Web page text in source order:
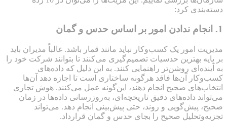
دسته‌بندی کرد:
1. انجام ندادن امور بر اساس حدس و گمان
مدیریت امور یک کسب‌وکار نباید مانند قمار باشد. غالباً مدیران باید
بر پایه بهترین حدسیات تصمیم‌گیری می‌کنند تا بتوانند شرکت خود را
به آینده‌ای روشن‌تر راهنمایی کنند. به این دلیل که داده‌های
کسب‌وکار آن‌ها فاقد هرگونه ساختاری است تا اجازه دهد آن‌ها
انتخاب‌های صحیح انجام دهند، این‌گونه عمل می‌کنند. هوش تجاری
می‌تواند داده‌های دقیق تاریخچه‌ای، به‌روزرسانی داده‌ها در زمان
صحیح، پیش‌گویی و روند، حتی پیش‌بینی انجام دهد. می‌تواند
تجزیه‌وتحلیل صحیح را بجای حدس و گمان قرارداد.